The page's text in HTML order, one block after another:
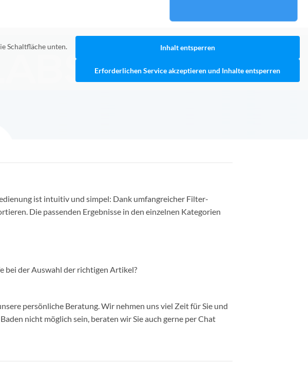
Schaltfläche unten.
Inhalt entsperren
Erforderlichen Service akzeptieren und Inhalte entsperren
ist intuitiv und simpel: Dank umfangreicher Filter-
Die passenden Ergebnisse in den einzelnen Kategorien
bei der Auswahl der richtigen Artikel?
persönliche Beratung. Wir nehmen uns viel Zeit für Sie und
nicht möglich sein, beraten wir Sie auch gerne per Chat